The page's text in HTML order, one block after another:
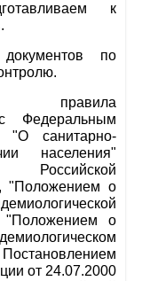
к
по
правила
Федеральным
санитарно-
населения"
Российской
"Положением о
"Положением о
от 24.07.2000